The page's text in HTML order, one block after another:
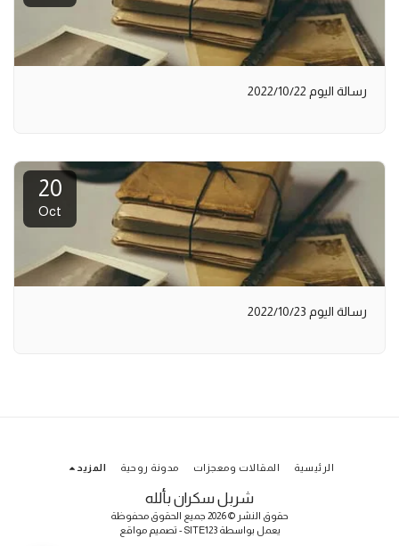
رسالة اليوم 2022/10/22
20
Oct
رسالة اليوم 2022/10/23
شربل سكران بألله
حقوق النشر © 2026 جميع الحقوق محفوظة
يعمل بواسطةSITE123
- تصميم مواقع
الرئيسية المقالات ومعجزات مدونة روحية المزيد